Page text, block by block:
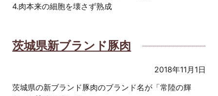
4.肉本来の細胞を壊さず熟成
茨城県新ブランド豚肉
2018年11月1日
茨城県の新ブランド豚肉のブランド名が「常陸の輝